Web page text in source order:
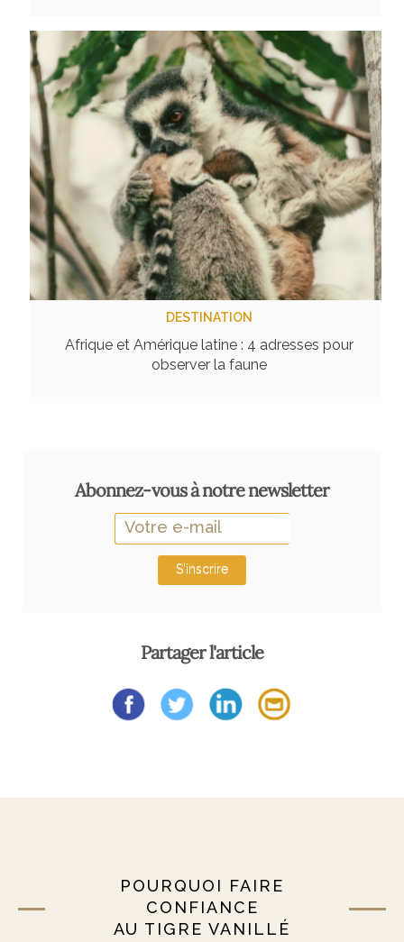
DESTINATION
Afrique et Amérique latine : 4 adresses pour
observer la faune
Partager l'article
Abonnez-vous à notre newsletter
S'inscrire
POURQUOI FAIRE
CONFIANCE
AU TIGRE VANILLÉ